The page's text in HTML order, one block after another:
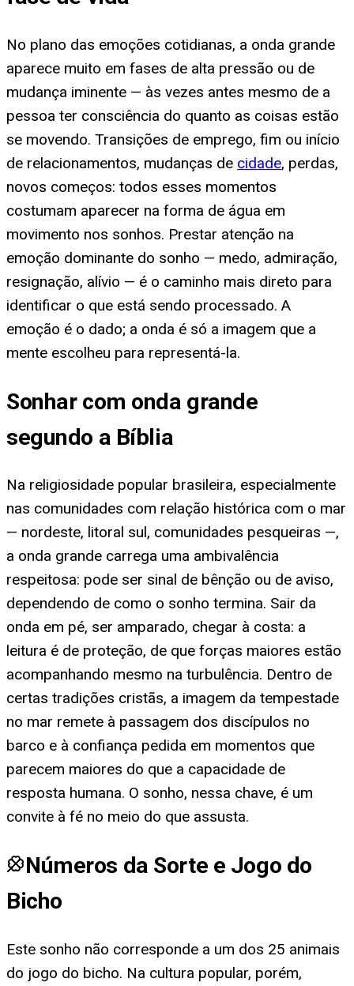
No plano das emoções cotidianas, a onda grande
aparece muito em fases de alta pressão ou de
mudança iminente — às vezes antes mesmo de a
pessoa ter consciência do quanto as coisas estão
se movendo. Transições de emprego, fim ou início
de relacionamentos, mudanças de cidade, perdas,
novos começos: todos esses momentos
costumam aparecer na forma de água em
movimento nos sonhos. Prestar atenção na
emoção dominante do sonho — medo, admiração,
resignação, alívio — é o caminho mais direto para
identificar o que está sendo processado. A
emoção é o dado; a onda é só a imagem que a
mente escolheu para representá-la.
Sonhar com onda grande
segundo a Bíblia
Na religiosidade popular brasileira, especialmente
nas comunidades com relação histórica com o mar
— nordeste, litoral sul, comunidades pesqueiras —,
a onda grande carrega uma ambivalência
respeitosa: pode ser sinal de bênção ou de aviso,
dependendo de como o sonho termina. Sair da
onda em pé, ser amparado, chegar à costa: a
leitura é de proteção, de que forças maiores estão
acompanhando mesmo na turbulência. Dentro de
certas tradições cristãs, a imagem da tempestade
no mar remete à passagem dos discípulos no
barco e à confiança pedida em momentos que
parecem maiores do que a capacidade de
resposta humana. O sonho, nessa chave, é um
convite à fé no meio do que assusta.
Números da Sorte e Jogo do
Bicho
Este sonho não corresponde a um dos 25 animais
do jogo do bicho. Na cultura popular, porém,